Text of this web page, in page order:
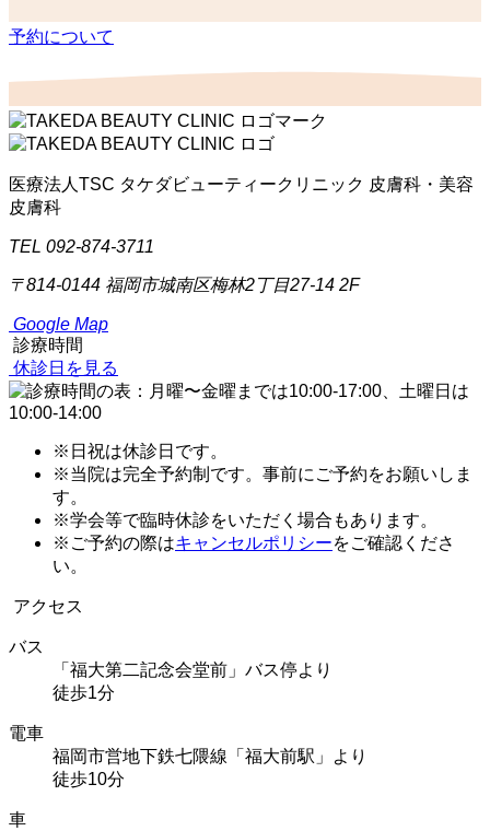
予約について
医療法人TSC タケダビューティークリニック 皮膚科・美容
皮膚科
TEL 092-874-3711
〒814-0144 福岡市城南区梅林2丁目27-14 2F
Google Map
診療時間
休診日を見る
※日祝は休診日です。
※当院は完全予約制です。事前にご予約をお願いしま
す。
※学会等で臨時休診をいただく場合もあります。
※ご予約の際はキャンセルポリシーをご確認くださ
い。
アクセス
バス
「福大第二記念会堂前」バス停より
徒歩1分
電車
福岡市営地下鉄七隈線「福大前駅」より
徒歩10分
車